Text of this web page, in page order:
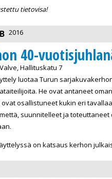
tietovisa!
2016
40-
Hallituskatu 7
luotaa Turun
He ovat antaneet
ovat osallistuneet kukin eri
suunnitelleet ja
on katsaus kerhon